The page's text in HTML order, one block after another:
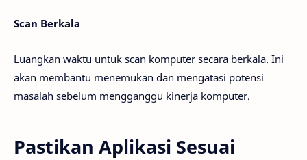
Scan Berkala
Luangkan waktu untuk scan komputer secara berkala. Ini
akan membantu menemukan dan mengatasi potensi
masalah sebelum mengganggu kinerja komputer.
Pastikan Aplikasi Sesuai